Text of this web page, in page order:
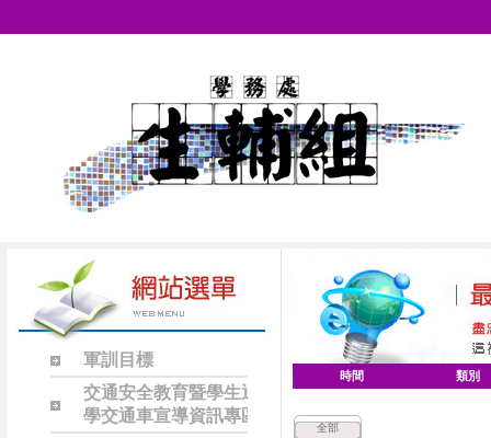
軍訓目標
交通安全教育暨學生通
學交通車宣導資訊專區
時間 類別
全部